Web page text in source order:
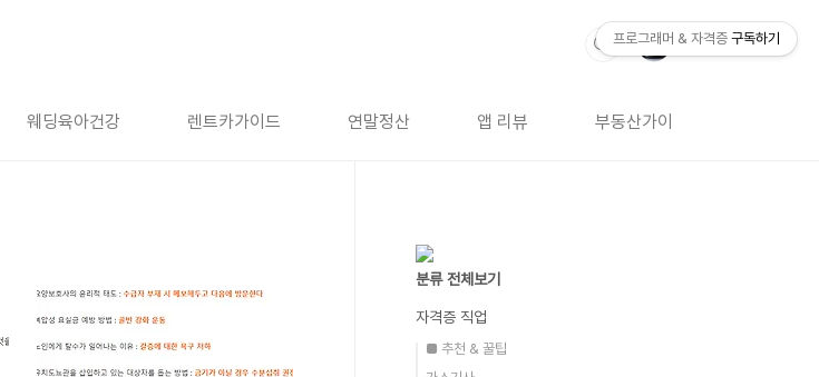
웨딩육아건강 렌트카가이드 연말정산 앱 리뷰 부동산가이드
분류 전체보기
자격증 직업
■ 추천 & 꿀팁
프로그래머 & 자격증 구독하기